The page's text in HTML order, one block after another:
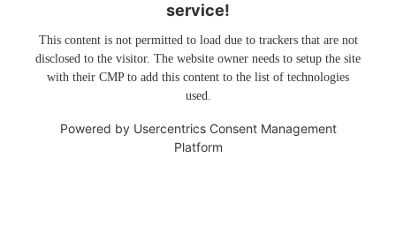
service!
This content is not permitted to load due to trackers that are not
disclosed to the visitor. The website owner needs to setup the site
with their CMP to add this content to the list of technologies
used.
Powered by Usercentrics Consent Management
Platform